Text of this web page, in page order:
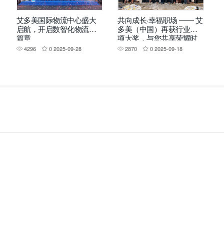
艾多美国际物流中心盛大
启航，开启数智化物流新
篇章
4296 0 2025-09-28
共向成长·幸福职场 —— 艾
多美（中国）再获行业四
项大奖，与您共享荣耀时
刻！
2870 0 2025-09-18